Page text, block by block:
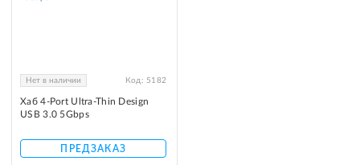
Нет в наличии Код: 5182
Хаб 4-Port Ultra-Thin Design
USB 3.0 5Gbps
ПРЕДЗАКАЗ